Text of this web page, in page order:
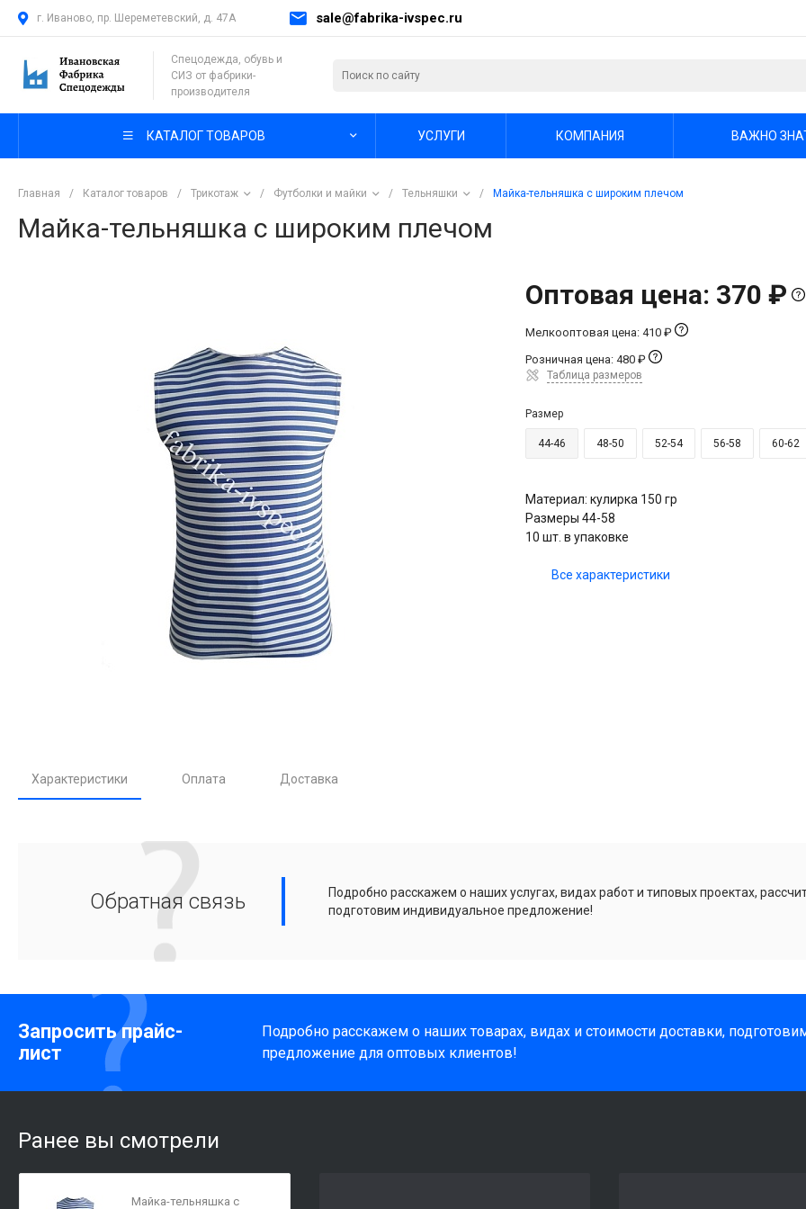
г. Иваново, пр. Шереметевский, д. 47А sale@fabrika-ivspec.ru
Спецодежда, обувь и
СИЗ от фабрики-
производителя
КАТАЛОГ ТОВАРОВ УСЛУГИ КОМПАНИЯ ВАЖНО
Главная / Каталог товаров / Трикотаж / Футболки и майки / Тельняшки / Майка-тельняшка с широким плечом
Майка-тельняшка с широким плечом
Оптовая цена: 370 ₽
Мелкооптовая цена: 410 ₽
Розничная цена: 480 ₽
Таблица размеров
Размер
44-46 48-50 52-54 56-58 60-62
Материал: кулирка 150 гр
Размеры 44-58
10 шт. в упаковке
Все характеристики
Характеристики Оплата Доставка
Обратная связь
Подробно расскажем о наших услугах, видах работ и типовых проектах,
подготовим индивидуальное предложение!
Запросить прайс-
лист
Подробно расскажем о наших товарах, видах и стоимости доставки,
предложение для оптовых клиентов!
Ранее вы смотрели
Майка-тельняшка с